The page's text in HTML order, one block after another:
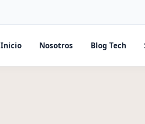
Inicio Nosotros Blog Tech